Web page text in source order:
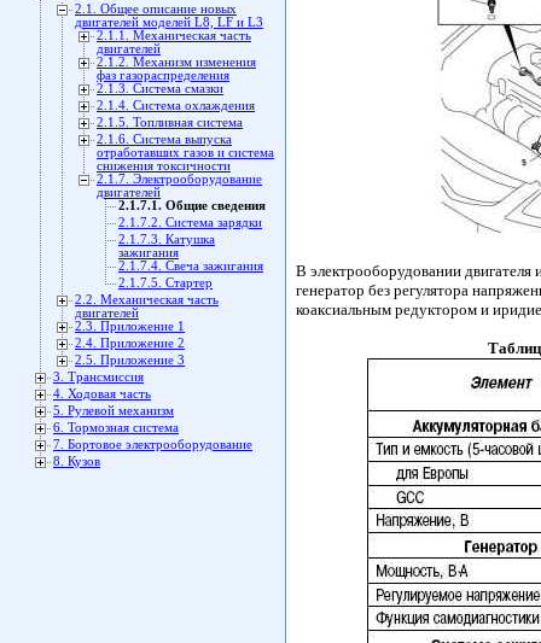
2.1. Общее описание новых
двигателей моделей L8, LF и L3
2.1.1. Механическая часть
двигателей
2.1.2. Механизм изменения
фаз газораспределения
2.1.3. Система смазки
2.1.4. Система охлаждения
2.1.5. Топливная система
2.1.6. Система выпуска
отработавших газов и система
снижения токсичности
2.1.7. Электрооборудование
двигателей
2.1.7.1. Общие сведения
2.1.7.2. Система зарядки
2.1.7.3. Катушка
зажигания
2.1.7.4. Свеча зажигания
2.1.7.5. Стартер
2.2. Механическая часть
двигателей
2.3. Приложение 1
2.4. Приложение 2
2.5. Приложение 3
3. Трансмиссия
4. Ходовая часть
5. Рулевой механизм
6. Тормозная система
7. Бортовое электрооборудование
8. Кузов
В электрооборудовании двигателя
генератор без регулятора
коаксиальным редуктором и